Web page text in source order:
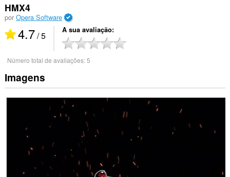
HMX4
por Opera Software
4.7/ 5 A sua avaliação
Número total de avaliações:5
Imagens